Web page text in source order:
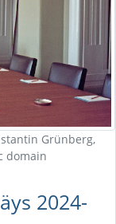
Grünberg,
domain
2024-